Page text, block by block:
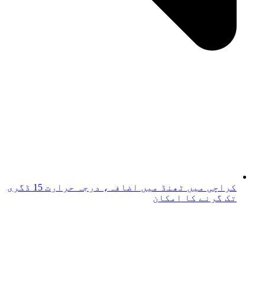
کراچی میں ٹھنڈ میں اضافہ، درجہ حرارت 15 ڈگری
تک گرنے کا امکان